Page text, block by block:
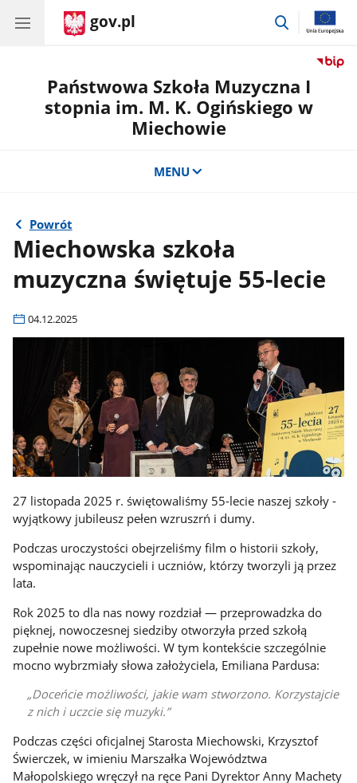
gov.pl
przejdź
Państwowa Szkoła Muzyczna I
stopnia im. M. K. Ogińskiego w
Miechowie
MENU
Powrót
Miechowska szkoła
muzyczna świętuje 55-lecie
04.12.2025
27 listopada 2025 r. świętowaliśmy 55-lecie naszej szkoły -
wyjątkowy jubileusz pełen wzruszrń i dumy.
Podczas uroczystości obejrzeliśmy film o historii szkoły,
wspominając nauczycieli i uczniów, którzy tworzyli ją przez
lata.
Rok 2025 to dla nas nowy rozdział — przeprowadzka do
pięknej, nowoczesnej siedziby otworzyła przed szkołą
zupełnie nowe możliwości. W tym kontekście szczególnie
mocno wybrzmiały słowa założyciela, Emiliana Pardusa:
Doceńcie możliwości, jakie wam stworzono. Korzystajcie
z nich i uczcie się muzyki.
Podczas części oficjalnej Starosta Miechowski, Krzysztof
Świerczek, w imieniu Marszałka Województwa
Małopolskiego wręczył na ręce Pani Dyrektor Anny Machety